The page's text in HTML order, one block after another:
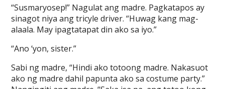
“Susmaryosep!” Nagulat ang madre. Pagkatapos ay
sinagot niya ang tricyle driver. “Huwag kang mag-
alaala. May ipagtatapat din ako sa iyo.”
“Ano ‘yon, sister.”
Sabi ng madre, “Hindi ako totoong madre. Nakasuot
ako ng madre dahil papunta ako sa costume party.”